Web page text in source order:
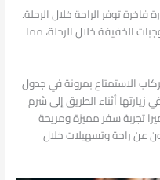
توفر الراحة خلال الرحلة.
الخفيفة خلال الرحلة، مما
الاستمتاع بمرونة في جدول
زيارتها أثناء الطريق إلى شرم
تجربة سفر مميزة ومريحة
عن راحة وتسهيلات خلال